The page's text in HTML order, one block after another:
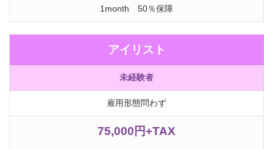
1month 50％保障
アイリスト
未経験者
雇用形態問わず
75,000円+TAX